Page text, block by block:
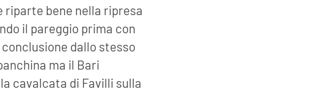
riparte bene nella ripresa
il pareggio prima con
dallo stesso
ma il Bari
cavalcata di Favilli sulla